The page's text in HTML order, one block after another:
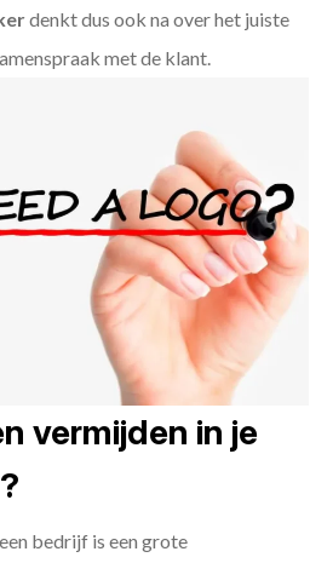
denkt dus ook na over het juiste
met de klant.
vermijden in je
bedrijf is een grote